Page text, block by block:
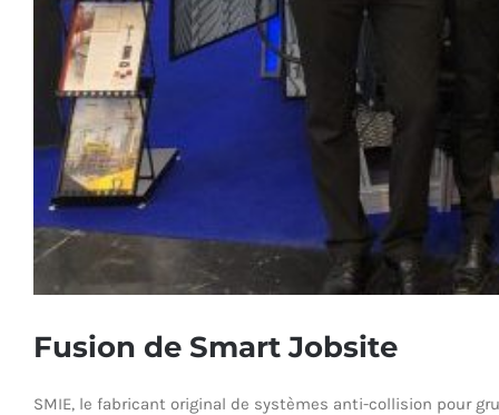
Fusion de Smart Jobsite
SMIE, le fabricant original de systèmes anti-collision pour